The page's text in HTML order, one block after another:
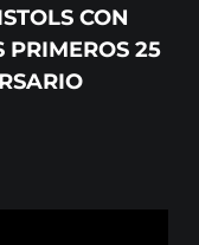
CON
PRIMEROS 25